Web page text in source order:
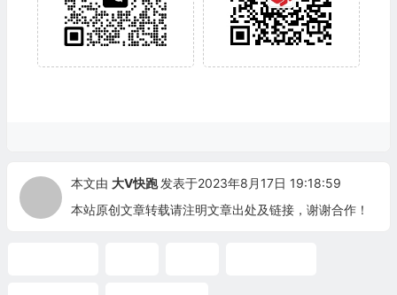
本文由 大V快跑 发表于2023年8月17日 19:18:59
本站原创文章转载请注明文章出处及链接，谢谢合作！